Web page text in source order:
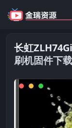
长虹
刷机固件下载